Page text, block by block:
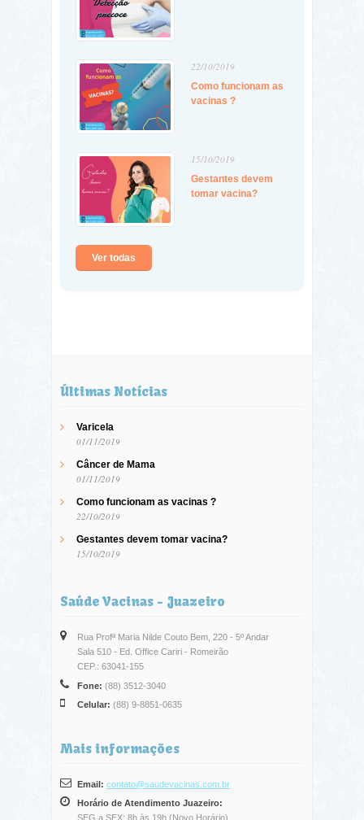
22/10/2019
Como funcionam as
vacinas ?
15/10/2019
Gestantes devem
tomar vacina?
Ver todas
Últimas Notícias
Varicela
01/11/2019
Câncer de Mama
01/11/2019
Como funcionam as vacinas ?
22/10/2019
Gestantes devem tomar vacina?
15/10/2019
Saúde Vacinas - Juazeiro
Rua Profª Maria Nilde Couto Bem, 220 - 5º Andar
Sala 510 - Ed. Office Cariri - Romeirão
CEP.: 63041-155
Fone: (88) 3512-3040
Celular: (88) 9-8851-0635
Mais informações
Email: contato@saudevacinas.com.br
Horário de Atendimento Juazeiro:
SEG a SEX: 8h às 19h (Novo Horário)